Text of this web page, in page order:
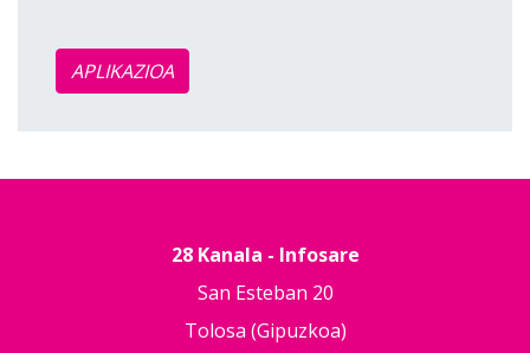
APLIKAZIOA
28 Kanala - Infosare
San Esteban 20
Tolosa (Gipuzkoa)